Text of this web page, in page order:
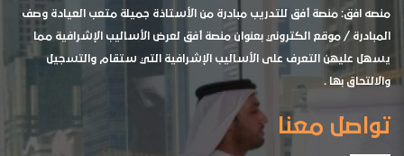
منصه افق: منصة أفق للتدريب مبادرة من الأستاذة جميلة متعب العيادة وصف
المبادرة / موقع الكتروني بعنوان منصة أفق لعرض الأساليب الإشرافية مما
يسهل عليهن التعرف على الأساليب الإشرافية التي ستقام والتسجيل
والالتحاق بها .
تواصل معنا